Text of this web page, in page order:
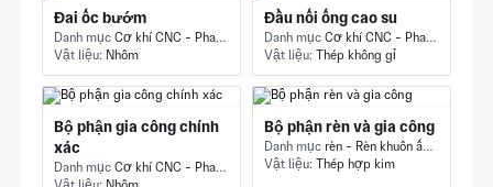
Đai ốc bướm
Danh mục Cơ khí CNC - Phay & Phay CNC
Vật liệu: Nhôm
Đầu nối ống cao su
Danh mục Cơ khí CNC - Phay & Phay CNC
Vật liệu: Thép không gỉ
Bộ phận gia công chính
xác
Danh mục Cơ khí CNC - Phay & Phay CNC
Bộ phận rèn và gia công
Danh mục rèn - Rèn khuôn ấn tượng
Vật liệu: Thép hợp kim